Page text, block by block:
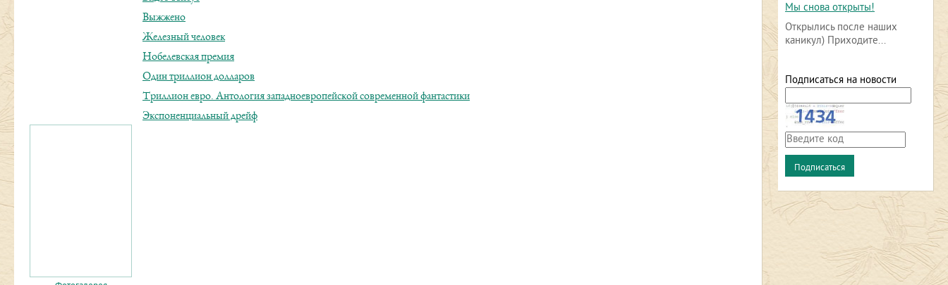
Выжжено
Железный человек
Нобелевская премия
Один триллион долларов
Триллион евро. Антология западноевропейской современной фантастики
Экспоненциальный дрейф
Мы снова открыты!
Открылись после наших
каникул) Приходите...
Подписаться на новости